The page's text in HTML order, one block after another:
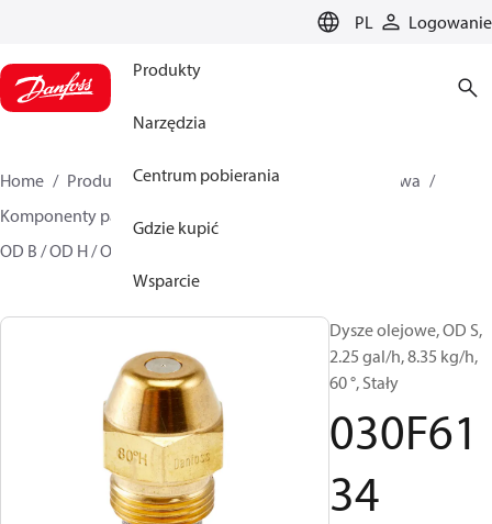
PL Logowanie
Produkty
Narzędzia
Centrum pobierania
Gdzie kupić
Wsparcie
Home Produkty
Climate Solutions dla ogrzewnictwa
Komponenty palników olejowych
OD B / OD H / OD S
Dysze olejowe, OD S,
2.25 gal/h, 8.35 kg/h,
60 °, Stały
030F61
34